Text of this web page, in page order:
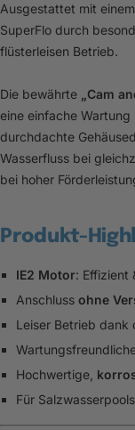
Ausgestattet mit einem
SuperFlo durch
flüsterleisen Betrieb.
Die bewährte „Cam
eine einfache
durchdachte
Wasserfluss bei
bei hoher
Produkt-
IE2 Motor: Effizient
Anschluss ohne
Leiser Betrieb dank
Hochwertige,
Für